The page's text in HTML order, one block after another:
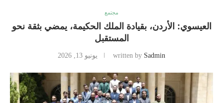
مجتمع
العيسوي: الأردن، بقيادة الملك الحكيمة، يمضي بثقة نحو
المستقبل
written by Sadmin يونيو 13, 2026